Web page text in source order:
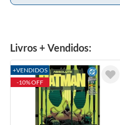
Livros + Vendidos:
+VENDIDOS
-10% OFF